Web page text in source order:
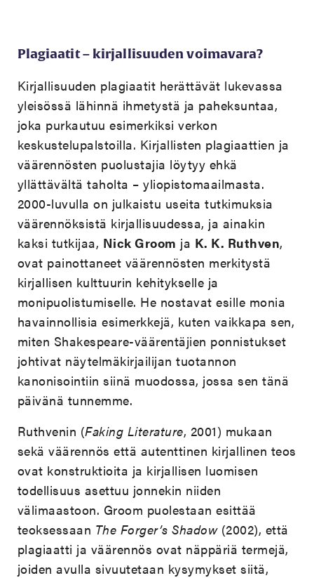
Plagiaatit – kirjallisuuden voimavara?
Kirjallisuuden plagiaatit herättävät lukevassa
yleisössä lähinnä ihmetystä ja paheksuntaa,
joka purkautuu esimerkiksi verkon
keskustelupalstoilla. Kirjallisten plagiaattien ja
väärennösten puolustajia löytyy ehkä
yllättävältä taholta – yliopistomaailmasta.
2000-luvulla on julkaistu useita tutkimuksia
väärennöksistä kirjallisuudessa, ja ainakin
kaksi tutkijaa, Nick Groom ja K. K. Ruthven,
ovat painottaneet väärennösten merkitystä
kirjallisen kulttuurin kehitykselle ja
monipuolistumiselle. He nostavat esille monia
havainnollisia esimerkkejä, kuten vaikkapa sen,
miten Shakespeare-väärentäjien ponnistukset
johtivat näytelmäkirjailijan tuotannon
kanonisointiin siinä muodossa, jossa sen tänä
päivänä tunnemme.
Ruthvenin (Faking Literature, 2001) mukaan
sekä väärennös että autenttinen kirjallinen teos
ovat konstruktioita ja kirjallisen luomisen
todellisuus asettuu jonnekin niiden
välimaastoon. Groom puolestaan esittää
teoksessaan The Forger’s Shadow(2002), että
plagiaatti ja väärennös ovat näppäriä termejä,
joiden avulla sivuutetaan kysymykset siitä,